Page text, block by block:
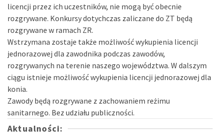
licencji przez ich uczestników, nie mogą być obecnie
rozgrywane. Konkursy dotychczas zaliczane do ZT będą
rozgrywane w ramach ZR.
Wstrzymana zostaje także możliwość wykupienia licencji
jednorazowej dla zawodnika podczas zawodów,
rozgrywanych na terenie naszego województwa. W dalszym
ciągu istnieje możliwość wykupienia licencji jednorazowej dla
konia.
Zawody będą rozgrywane z zachowaniem reżimu
sanitarnego. Bez udziału publiczności.
Aktualności: